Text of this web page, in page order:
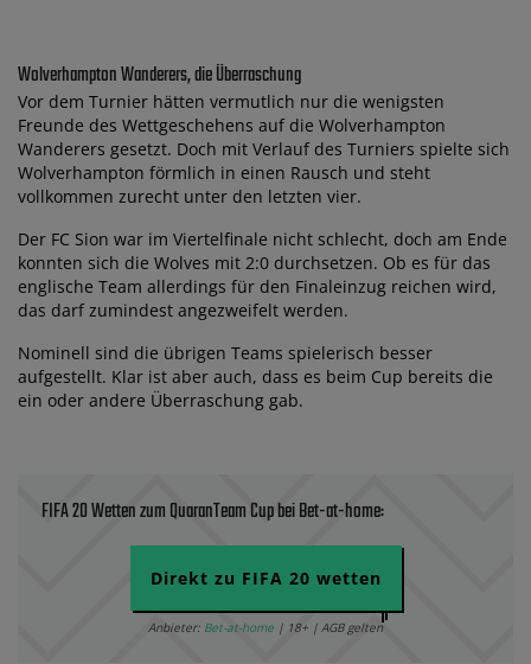
Wolverhampton Wanderers, die Überraschung
Vor dem Turnier hätten vermutlich nur die wenigsten
Freunde des Wettgeschehens auf die Wolverhampton
Wanderers gesetzt. Doch mit Verlauf des Turniers spielte sich
Wolverhampton förmlich in einen Rausch und steht
vollkommen zurecht unter den letzten vier.
Der FC Sion war im Viertelfinale nicht schlecht, doch am Ende
konnten sich die Wolves mit 2:0 durchsetzen. Ob es für das
englische Team allerdings für den Finaleinzug reichen wird,
das darf zumindest angezweifelt werden.
Nominell sind die übrigen Teams spielerisch besser
aufgestellt. Klar ist aber auch, dass es beim Cup bereits die
ein oder andere Überraschung gab.
FIFA 20 Wetten zum QuaranTeam Cup bei Bet-at-home:
Direkt zu FIFA 20 wetten
Anbieter: Bet-at-home | 18+ | AGB gelten